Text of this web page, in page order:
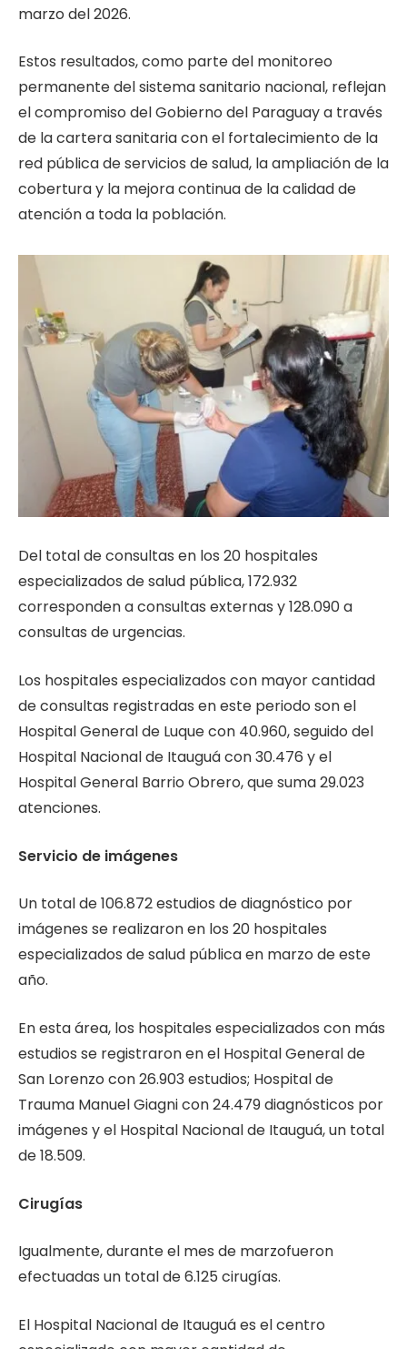
marzo del 2026.
Estos resultados, como parte del monitoreo
permanente del sistema sanitario nacional, reflejan
el compromiso del Gobierno del Paraguay a través
de la cartera sanitaria con el fortalecimiento de la
red pública de servicios de salud, la ampliación de la
cobertura y la mejora continua de la calidad de
atención a toda la población.
Del total de consultas en los 20 hospitales
especializados de salud pública, 172.932
corresponden a consultas externas y 128.090 a
consultas de urgencias.
Los hospitales especializados con mayor cantidad
de consultas registradas en este periodo son el
Hospital General de Luque con 40.960, seguido del
Hospital Nacional de Itauguá con 30.476 y el
Hospital General Barrio Obrero, que suma 29.023
atenciones.
Servicio de imágenes
Un total de 106.872 estudios de diagnóstico por
imágenes se realizaron en los 20 hospitales
especializados de salud pública en marzo de este
año.
En esta área, los hospitales especializados con más
estudios se registraron en el Hospital General de
San Lorenzo con 26.903 estudios; Hospital de
Trauma Manuel Giagni con 24.479 diagnósticos por
imágenes y el Hospital Nacional de Itauguá, un total
de 18.509.
Cirugías
Igualmente, durante el mes de marzofueron
efectuadas un total de 6.125 cirugías.
El Hospital Nacional de Itauguá es el centro